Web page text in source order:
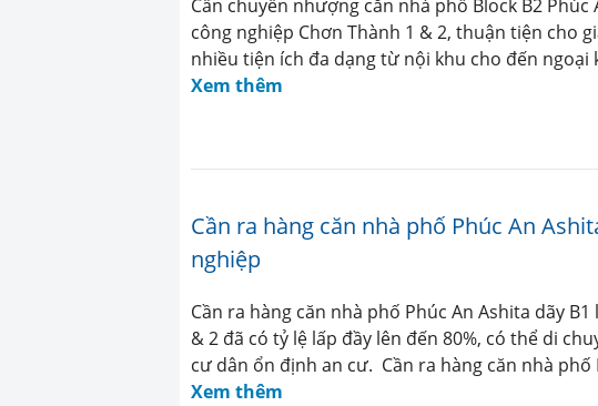
Cần chuyển nhượng căn nhà phố Block B2
công nghiệp Chơn Thành 1 & 2, thuận tiện cho
nhiều tiện ích đa dạng từ nội khu cho đến
Xem thêm
Cần ra hàng căn nhà phố Phúc An
nghiệp
Cần ra hàng căn nhà phố Phúc An Ashita dãy
& 2 đã có tỷ lệ lấp đầy lên đến 80%, có thể di
cư dân ổn định an cư. Cần ra hàng căn nhà phố
Xem thêm